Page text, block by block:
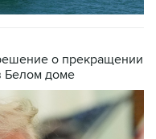
о прекращении
Белом доме